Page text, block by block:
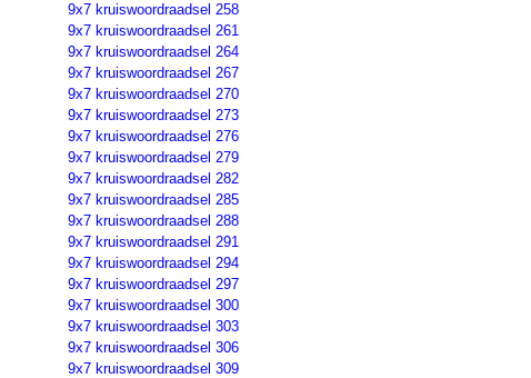
9x7 kruiswoordraadsel 258
9x7 kruiswoordraadsel 261
9x7 kruiswoordraadsel 264
9x7 kruiswoordraadsel 267
9x7 kruiswoordraadsel 270
9x7 kruiswoordraadsel 273
9x7 kruiswoordraadsel 276
9x7 kruiswoordraadsel 279
9x7 kruiswoordraadsel 282
9x7 kruiswoordraadsel 285
9x7 kruiswoordraadsel 288
9x7 kruiswoordraadsel 291
9x7 kruiswoordraadsel 294
9x7 kruiswoordraadsel 297
9x7 kruiswoordraadsel 300
9x7 kruiswoordraadsel 303
9x7 kruiswoordraadsel 306
9x7 kruiswoordraadsel 309